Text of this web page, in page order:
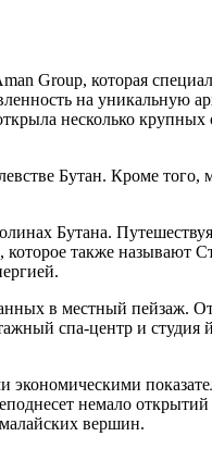
Group, которая
на уникальную
несколько крупных
Бутан. Кроме того,
Бутана.
которое также называют
в местный пейзаж.
спа-центр и студия
экономическими
немало
вершин.